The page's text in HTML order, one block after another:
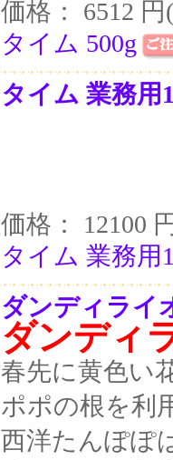
価格： 6512
タイム 500g
タイム 業務用
価格： 12100
タイム 業務用
ダンディライ
ダンディ
春先に黄色い
ポポの根を利
西洋たんぽぽ